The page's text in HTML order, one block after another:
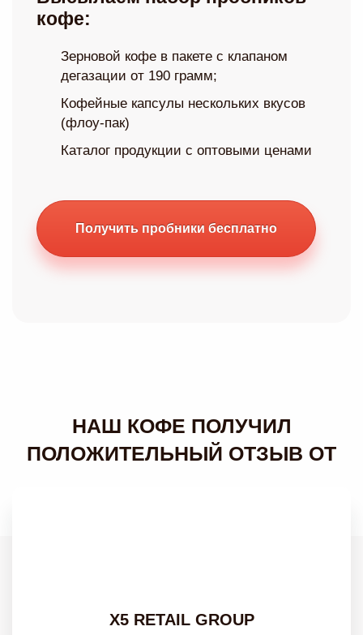
кофе:
Зерновой кофе в пакете с клапаном
дегазации от 190 грамм;
Кофейные капсулы нескольких вкусов
(флоу-пак)
Каталог продукции с оптовыми ценами
Получить пробники бесплатно
НАШ КОФЕ ПОЛУЧИЛ
ПОЛОЖИТЕЛЬНЫЙ ОТЗЫВ ОТ
X5 RETAIL GROUP